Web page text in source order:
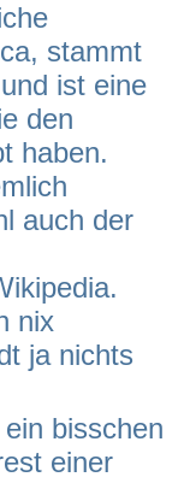
stammt
ist eine
den
haben.
auch der
nix
ja nichts
bisschen
einer